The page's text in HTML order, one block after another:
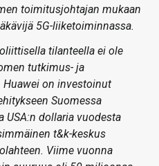
toimitusjohtajan mukaan
5G-liiketoiminnassa.
tilanteella ei ole
tutkimus- ja
on investoinut
Suomessa
USA:n dollaria vuodesta
t&k-keskus
Viime vuonna